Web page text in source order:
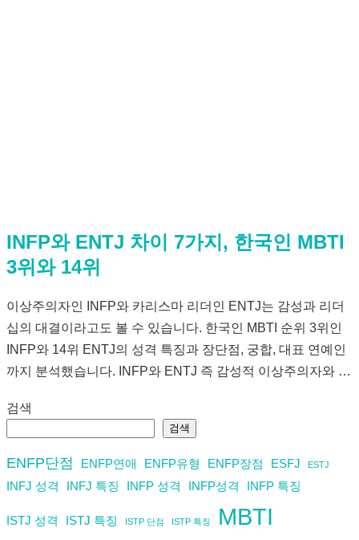
INFP와 ENTJ 차이 7가지, 한국인 MBTI
3위와 14위
이상주의자인 INFP와 카리스마 리더인 ENTJ는 감성과 리더
십의 대결이라고도 볼 수 있습니다. 한국인 MBTI 순위 3위인
INFP와 14위 ENTJ의 성격 특징과 장단점, 궁합, 대표 연예인
까지 분석했습니다. INFP와 ENTJ 즉 감성적 이상주의자와 …
검색
검색
ENFP단점 ENFP연애 ENFP유형 ENFP장점 ESFJ ESTJ
INFJ 성격 INFJ 특징 INFP 성격 INFP성격 INFP 특징
ISTJ 성격 ISTJ 특징 ISTP 단점 ISTP 특징 MBTI